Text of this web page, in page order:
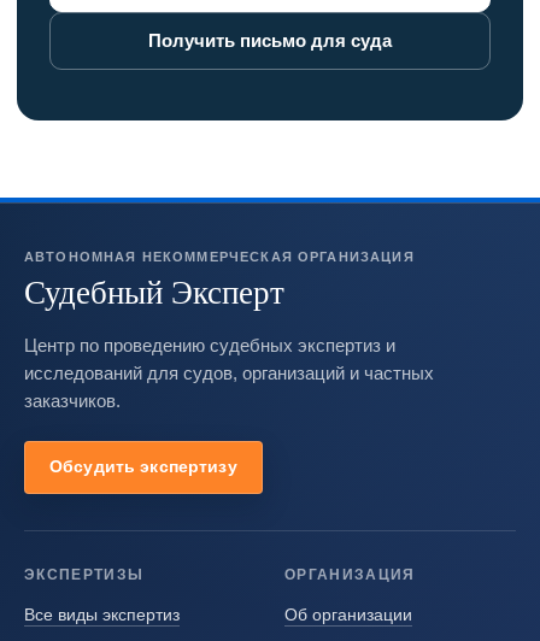
Получить письмо для суда
АВТОНОМНАЯ НЕКОММЕРЧЕСКАЯ ОРГАНИЗАЦИЯ
Судебный Эксперт
Центр по проведению судебных экспертиз и
исследований для судов, организаций и частных
заказчиков.
Обсудить экспертизу
ЭКСПЕРТИЗЫ
Все виды экспертиз
ОРГАНИЗАЦИЯ
Об организации